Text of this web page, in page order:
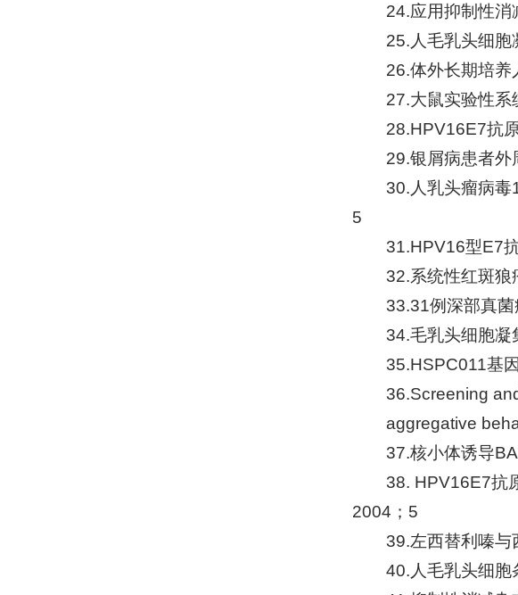
24.应用抑制性
25.人毛乳头细
26.体外长期培
27.大鼠实验性
28.HPV16E7抗
29.银屑病患者
30.人乳头瘤病毒
5
31.HPV16型E7
32.系统性红斑狼
33.31例深部真
34.毛乳头细胞凝
35.HSPC011基
36.Screening
aggregative
37.核小体诱导
38. HPV16E7抗
2004；5
39.左西替利嗪与
40.人毛乳头细胞